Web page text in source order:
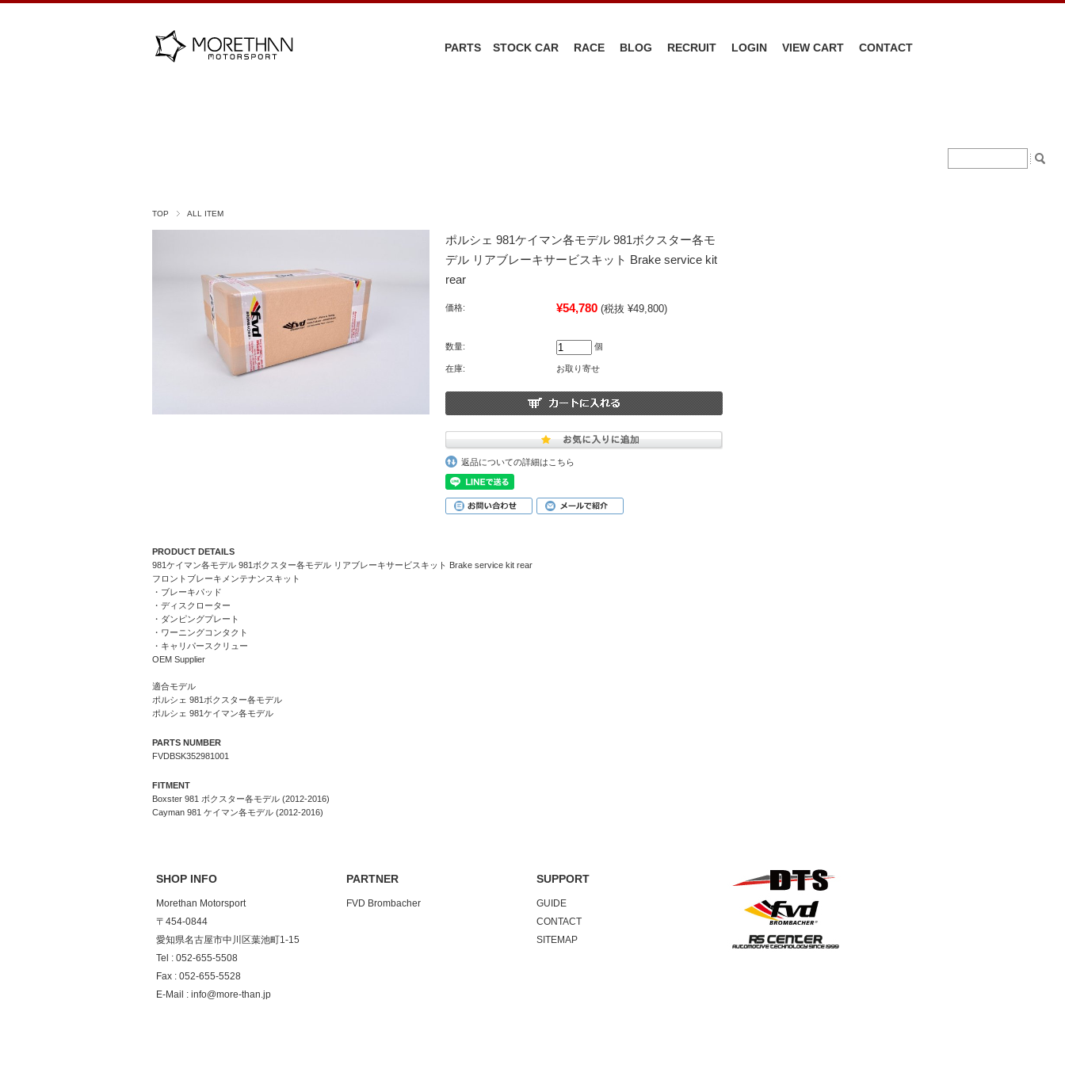
PARTS STOCK CAR RACE BLOG RECRUIT LOGIN VIEW CART CONTACT
TOP ALL ITEM
ポルシェ 981ケイマン各モデル 981ボクスター各モ
デル リアブレーキサービスキット Brake service kit
rear
価格: ¥54,780 (税抜 ¥49,800)
数量: 個
在庫: お取り寄せ
返品についての詳細はこちら
PRODUCT DETAILS
981ケイマン各モデル 981ボクスター各モデル リアブレーキサービスキット Brake service kit rear
フロントブレーキメンテナンスキット
・ブレーキパッド
・ディスクローター
・ダンピングプレート
・ワーニングコンタクト
・キャリパースクリュー
OEM Supplier
適合モデル
ポルシェ 981ボクスター各モデル
ポルシェ 981ケイマン各モデル
PARTS NUMBER
FVDBSK352981001
FITMENT
Boxster 981 ボクスター各モデル (2012-2016)
Cayman 981 ケイマン各モデル (2012-2016)
SHOP INFO
Morethan Motorsport
〒454-0844
愛知県名古屋市中川区葉池町1-15
Tel : 052-655-5508
Fax : 052-655-5528
E-Mail : info@more-than.jp
PARTNER
FVD Brombacher
SUPPORT
GUIDE
CONTACT
SITEMAP